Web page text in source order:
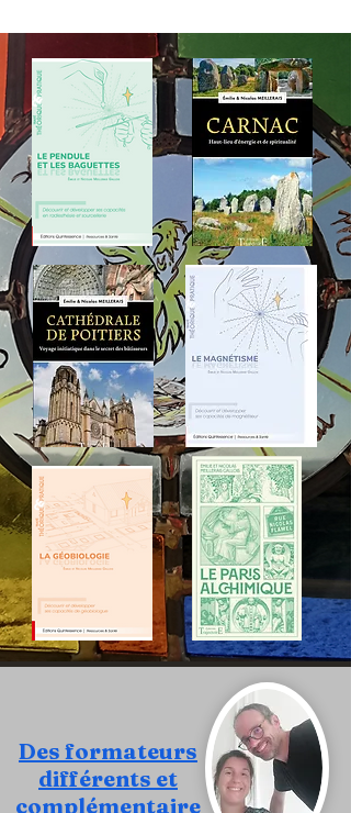
Des formateurs
différents et
complémentaire